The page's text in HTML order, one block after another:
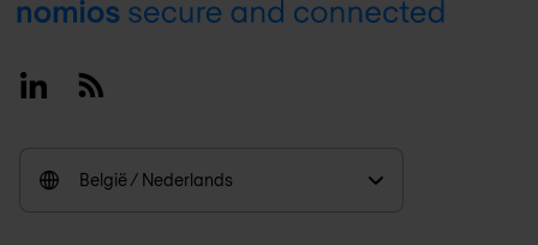
Footer
LinkedinRSS
België / Nederlands